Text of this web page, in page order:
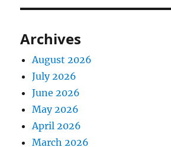
Archives
August 2026
July 2026
June 2026
May 2026
April 2026
March 2026